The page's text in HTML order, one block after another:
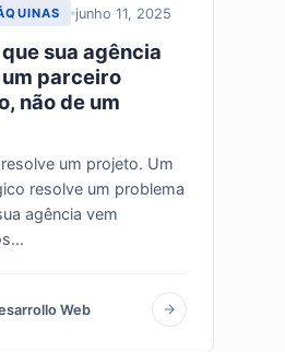
junho 11, 2025
sua agência
parceiro
não de um
um projeto. Um
resolve um problema
agência vem
Web